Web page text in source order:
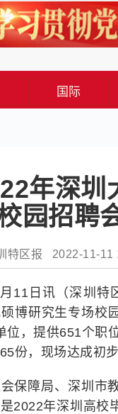
国际
年深圳
园招聘
特区报 2022-11-11
11日讯（深圳
博研究生专场校
，提供651个职
份，现场达成初
保障局、深圳市
2022年深圳高校